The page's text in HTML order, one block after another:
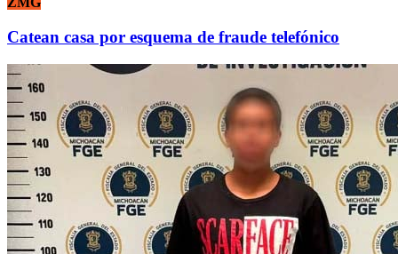
Catean casa por esquema de fraude telefónico